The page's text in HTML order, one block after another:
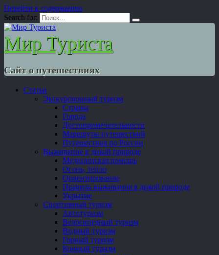
Перейти к содержанию
Search for:
Мир Туриста
Сайт о путешествиях
Статьи
Экскурсионный туризм
Страны
Города
Достопримечательности
Маршруты путешествий
Путешествия по России
Выживание в дикой природе
Медицинская помощь
Огонь, тепло
Ориентирование
Правила выживания в дикой природе
Укрытие
Спортивный туризм
Автотуризм
Велосипедный туризм
Водный туризм
Горный туризм
Конный туризм